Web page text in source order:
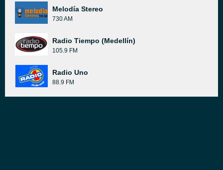
Melodía Stereo
730 AM
Radio Tiempo (Medellín)
105.9 FM
Radio Uno
88.9 FM